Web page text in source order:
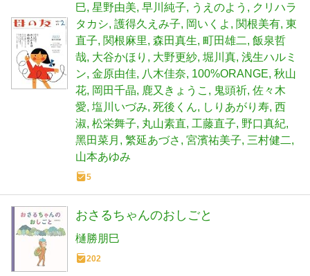
巳 星野由美 早川純子 うえのよう
クリハラ
タカシ 護得久えみ子 岡いくよ 関根美有 東
直子 関根麻里 森田真生 町田雄二 飯泉哲
哉 大谷かほり 大野更紗 堀川真 浅生ハルミ
ン 金原由佳 八木佳奈 100%ORANGE 秋山
花 岡田千晶 鹿又きょうこ 鬼頭祈 佐々木
愛 塩川いづみ 死後くん しりあがり寿 西
淑 松栄舞子 丸山素直 工藤直子 野口真紀
黑田菜月
繁延あづさ 宮濱祐美子 三村健二
山本あゆみ
5
おさるちゃんのおしごと
樋勝朋巳
202